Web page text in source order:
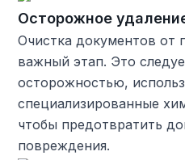
Осторожное
Очистка документов от
важный этап. Это
осторожностью,
специализированные
чтобы предотвратить
повреждения.